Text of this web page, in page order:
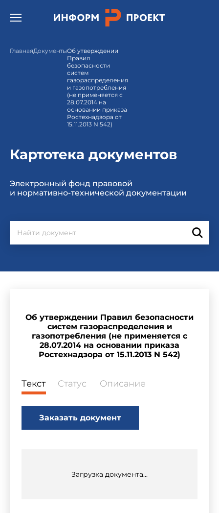
Открыть бургер меню.
ГлавнаяДокументыОб утверждении
Правил
безопасности
систем
газораспределения
и газопотребления
(не применяется с
28.07.2014 на
основании приказа
Ростехнадзора от
15.11.2013 N 542)
Картотека документов
Электронный фонд правовой
и нормативно-технической документации
Об утверждении Правил безопасности
систем газораспределения и
газопотребления (не применяется с
28.07.2014 на основании приказа
Ростехнадзора от 15.11.2013 N 542)
Текст Статус Описание
Заказать документ
Загрузка документа...